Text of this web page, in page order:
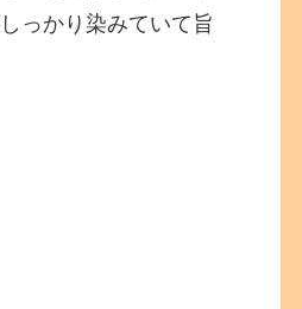
っかり染みていて旨